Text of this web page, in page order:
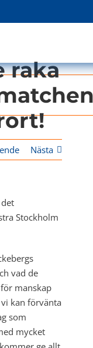
raka
Nästa
Stockholm
vad de
manskap
kan förvänta
som
mycket